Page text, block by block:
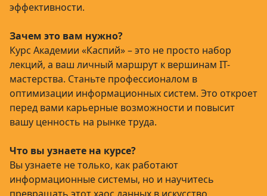
эффективности.
Зачем это вам нужно?
Курс Академии «Каспий» –это не просто набор
лекций, а ваш личный маршрут к вершинам IT-
мастерства. Станьте профессионалом в
оптимизации информационных систем. Это откроет
перед вами карьерные возможности и повысит
вашу ценность на рынке труда.
Что вы узнаете на курсе?
Вы узнаете не только, как работают
информационные системы, но и научитесь